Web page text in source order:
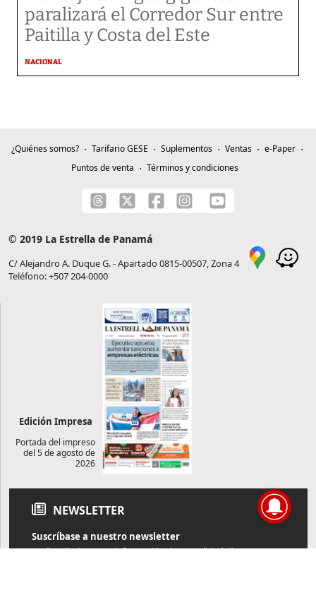
paralizará el Corredor Sur entre
Paitilla y Costa del Este
NACIONAL
¿Quiénes somos? Tarifario GESE Suplementos Ventas
e-Paper
Puntos de venta
Términos y condiciones
© 2019 La Estrella de Panamá
C/ Alejandro A. Duque G. - Apartado 0815-00507, Zona 4
Teléfono: +507 204-0000
Edición Impresa
Portada del impreso
del 5 de agosto de
2026
NEWSLETTER
Suscríbase a nuestro newsletter
Reciba diariamente información de actualidad directamente en